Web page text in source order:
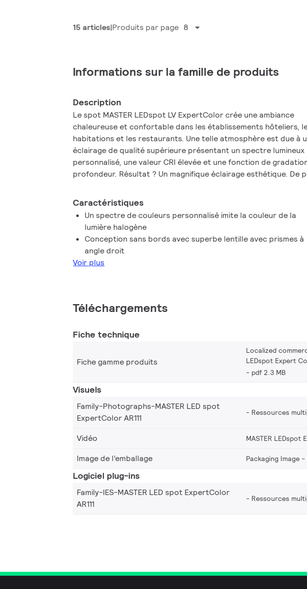
15 articles Produits par page 8
Informations sur la famille de produits
Description
Le spot MASTER LEDspot LV ExpertColor crée une ambiance
chaleureuse et confortable dans les établissements hôteliers,
habitations et les restaurants. Une telle atmosphère est due à
éclairage de qualité supérieure présentant un spectre lumineux
personnalisé, une valeur CRI élevée et une fonction de
profondeur. Résultat ? Un magnifique éclairage esthétique. De
plupart des décors intérieurs, grâce à son aspect propre et
Vous pouvez également tirer parti de la gamme complète
ExpertColor, qui comprend également les lampes LEDspot MV et
LEDspot PAR.
Caractéristiques
Un spectre de couleurs personnalisé imite la couleur de la
lumière halogène
Conception sans bords avec superbe lentille avec prismes à
angle droit
Voir plus
Téléchargements
Fiche technique
Fiche gamme produits
Localized
LEDspot Expert
pdf 2.3 MB
Visuels
Family-Photographs-MASTER LED spot
ExpertColor AR111
Ressources
Vidéo MASTER LEDspot
Image de l’emballage
Packaging Image
Logiciel plug-ins
Family-IES-MASTER LED spot ExpertColor
AR111
Ressources